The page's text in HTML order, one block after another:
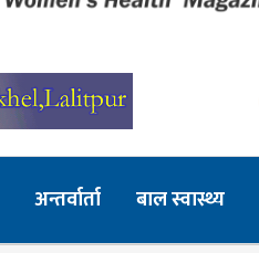
अन्तर्वार्ता बाल स्वास्थ्य